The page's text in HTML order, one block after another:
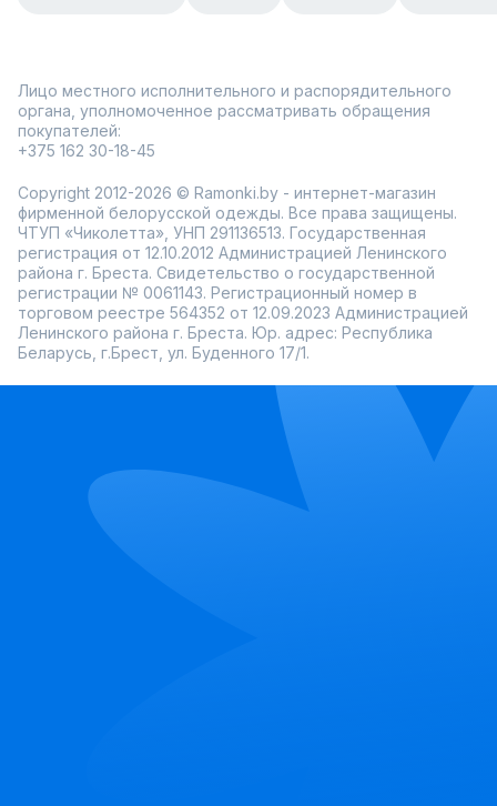
Лицо местного исполнительного и распорядительного
органа, уполномоченное рассматривать обращения
покупателей:
+375 162 30-18-45
Copyright 2012-2026 © Ramonki.by - интернет-магазин
фирменной белорусской одежды. Все права защищены.
ЧТУП «Чиколетта», УНП 291136513. Государственная
регистрация от 12.10.2012 Администрацией Ленинского
района г. Бреста. Свидетельство о государственной
регистрации № 0061143. Регистрационный номер в
торговом реестре 564352 от 12.09.2023 Администрацией
Ленинского района г. Бреста. Юр. адрес: Республика
Беларусь, г.Брест, ул. Буденного 17/1.